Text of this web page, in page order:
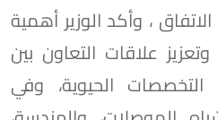
، وأكد الوزير أهمية
علاقات التعاون بين
الحيوية، وفي